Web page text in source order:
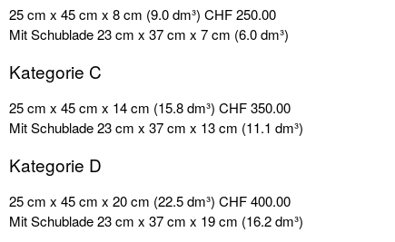
25 cm x 45 cm x 8 cm (9.0 dm³) CHF 250.00
Mit Schublade 23 cm x 37 cm x 7 cm (6.0 dm³)
Kategorie C
25 cm x 45 cm x 14 cm (15.8 dm³) CHF 350.00
Mit Schublade 23 cm x 37 cm x 13 cm (11.1 dm³)
Kategorie D
25 cm x 45 cm x 20 cm (22.5 dm³) CHF 400.00
Mit Schublade 23 cm x 37 cm x 19 cm (16.2 dm³)